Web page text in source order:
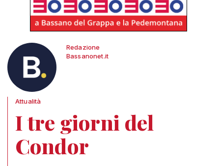
Redazione
Bassanonet.it
Attualità
I tre giorni del
Condor